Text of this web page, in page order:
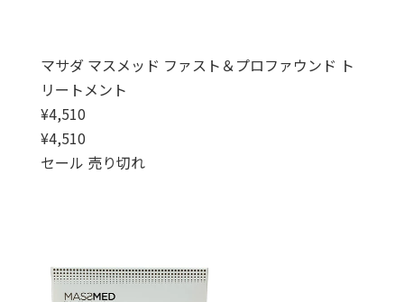
マサダ マスメッド ファスト＆プロファウンド ト
リートメント
通常価格
¥4,510
通常価格
セール価格
¥4,510
セール 売り切れ